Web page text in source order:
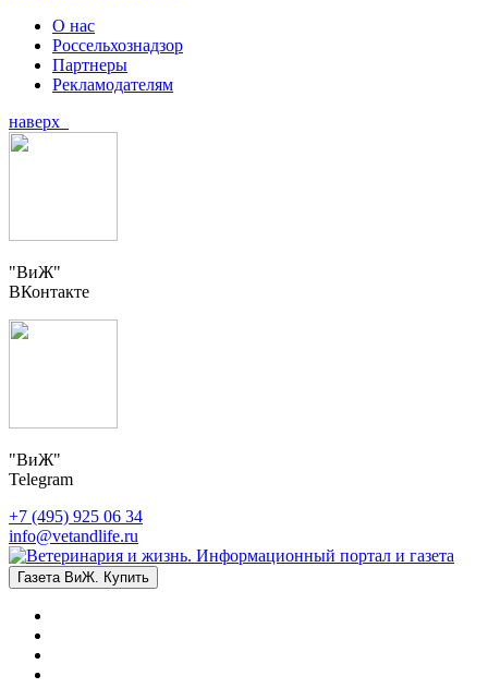
О нас
Россельхознадзор
Партнеры
Рекламодателям
наверх
"ВиЖ"
ВКонтакте
"ВиЖ"
Telegram
+7 (495) 925 06 34
info@vetandlife.ru
Газета ВиЖ. Купить